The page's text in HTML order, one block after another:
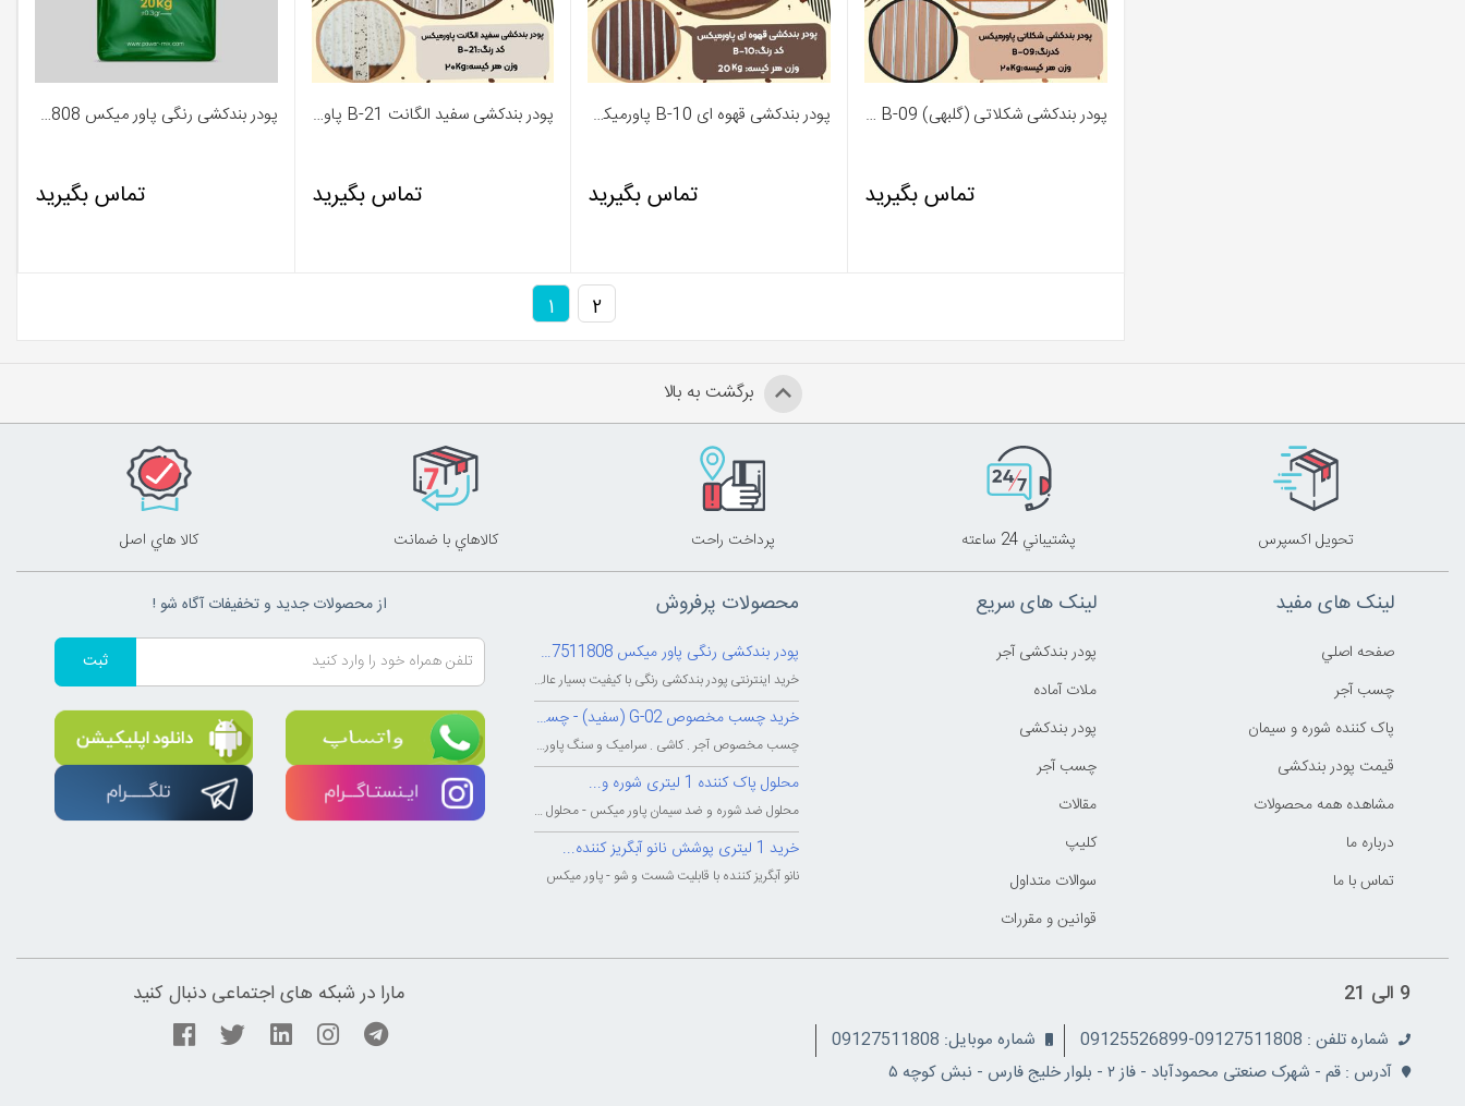
پودر بندکشی شکلاتی (گلبهی) B-09 پاورمیکس - 09127511808
تماس بگیرید
پودر بندکشی قهوه ای B-10 پاورمیکس 09127511808
تماس بگیرید
پودر بندکشی سفید الگانت B-21 پاورمیکس 09127511808
تماس بگیرید
پودر بندکشی رنگی پاور میکس 09127511808
تماس بگیرید
1 2
برگشت به بالا
تحويل اکسپرس پشتيباني 24 ساعته پرداخت راحت کالاهاي با ضمانت کالا هاي اصل
لینک های مفید
صفحه اصلي
چسب آجر
پاک کننده شوره و سیمان
قیمت پودر بندکشی
مشاهده همه محصولات
درباره ما
تماس با ما
لینک های سریع
پودر بندکشی آجر
ملات آماده
پودر بندکشی
چسب آجر
مقالات
کليپ
سوالات متداول
قوانين و مقررات
محصولات پرفروش
پودر بندکشی رنگی پاور میکس 09127511808
خرید اینترنتی پودر بندکشی رنگی با کیفیت بسیار عالی - شرکت بزرگ پاور میکس...
خرید چسب مخصوص G-02 (سفید) - چسب...
چسب مخصوص آجر . کاشی . سرامیک و سنگ پاور میکس - چسب پودری پاورمیکس - چسب...
محلول پاک کننده 1 لیتری شوره و...
محلول ضد شوره و ضد سیمان پاور میکس - محلول پاک کننده و شوینده شوره و سیمان...
خرید 1 لیتری پوشش نانو آبگریز کننده...
نانو آبگریز کننده با قابلیت شست و شو - پاور میکس
از محصولات جدید و تخفیفات آگاه شو !
ثبت
9 الی 21
شماره تلفن : 09127511808-09125526899
شماره موبایل: 09127511808
آدرس : قم - شهرک صنعتی محمودآباد - فاز ۲ - بلوار خلیج فارس - نبش کوچه ۵
مارا در شبکه های اجتماعی دنبال کنید